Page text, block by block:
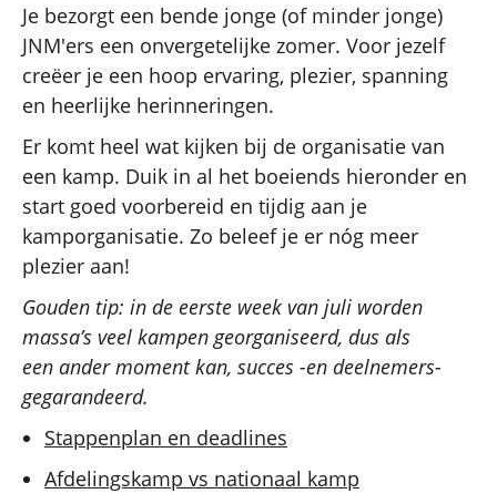
Je bezorgt een bende jonge (of minder jonge)
JNM'ers een onvergetelijke zomer. Voor jezelf
creëer je een hoop ervaring, plezier, spanning
en heerlijke herinneringen.
Er komt heel wat kijken bij de organisatie van
een kamp. Duik in al het boeiends hieronder en
start goed voorbereid en tijdig aan je
kamporganisatie. Zo beleef je er nóg meer
plezier aan!
Gouden tip: in de eerste week van juli worden
massa’s veel kampen georganiseerd, dus als
een ander moment kan, succes -en deelnemers-
gegarandeerd.
Stappenplan en deadlines
Afdelingskamp vs nationaal kamp